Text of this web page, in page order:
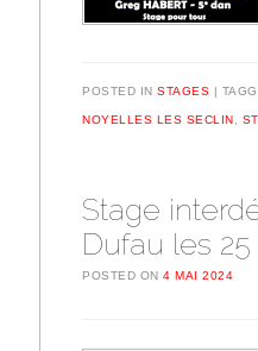
POSTED IN STAGES
NOYELLES LES SECLIN,
Stage
Dufau les
POSTED ON 4 MAI 2024